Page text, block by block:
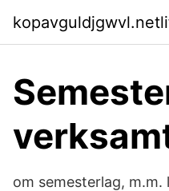
om semesterlag, m.m.